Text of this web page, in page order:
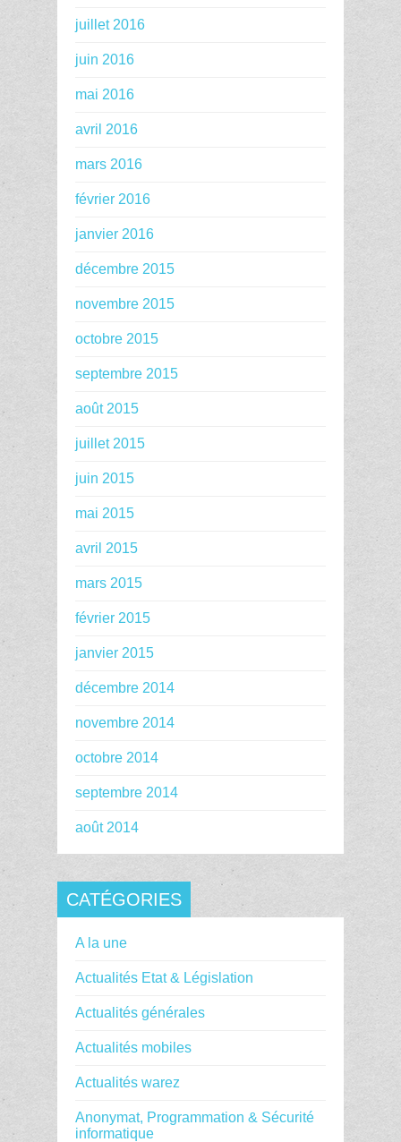
juillet 2016
juin 2016
mai 2016
avril 2016
mars 2016
février 2016
janvier 2016
décembre 2015
novembre 2015
octobre 2015
septembre 2015
août 2015
juillet 2015
juin 2015
mai 2015
avril 2015
mars 2015
février 2015
janvier 2015
décembre 2014
novembre 2014
octobre 2014
septembre 2014
août 2014
CATÉGORIES
A la une
Actualités Etat & Législation
Actualités générales
Actualités mobiles
Actualités warez
Anonymat, Programmation & Sécurité
informatique